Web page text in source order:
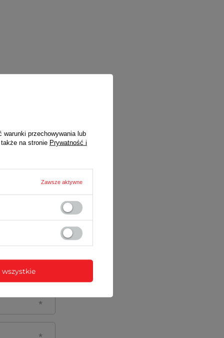
warunki przechowywania lub
na stronie Prywatność i
Zawsze aktywne